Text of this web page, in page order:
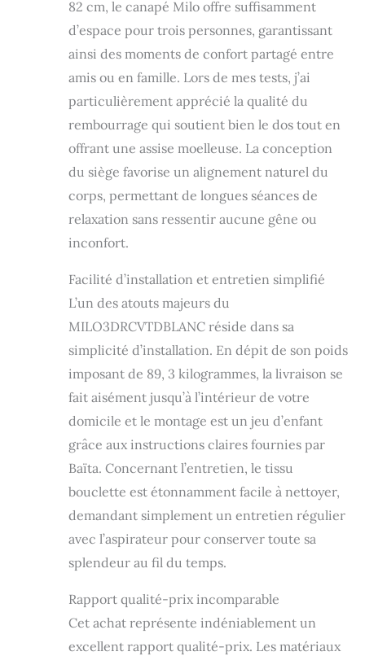
82 cm, le canapé Milo offre suffisamment
d’espace pour trois personnes, garantissant
ainsi des moments de confort partagé entre
amis ou en famille. Lors de mes tests, j’ai
particulièrement apprécié la qualité du
rembourrage qui soutient bien le dos tout en
offrant une assise moelleuse. La conception
du siège favorise un alignement naturel du
corps, permettant de longues séances de
relaxation sans ressentir aucune gêne ou
inconfort.
Facilité d’installation et entretien simplifié
L’un des atouts majeurs du
MILO3DRCVTDBLANC réside dans sa
simplicité d’installation. En dépit de son poids
imposant de 89, 3 kilogrammes, la livraison se
fait aisément jusqu’à l’intérieur de votre
domicile et le montage est un jeu d’enfant
grâce aux instructions claires fournies par
Baïta. Concernant l’entretien, le tissu
bouclette est étonnamment facile à nettoyer,
demandant simplement un entretien régulier
avec l’aspirateur pour conserver toute sa
splendeur au fil du temps.
Rapport qualité-prix incomparable
Cet achat représente indéniablement un
excellent rapport qualité-prix. Les matériaux